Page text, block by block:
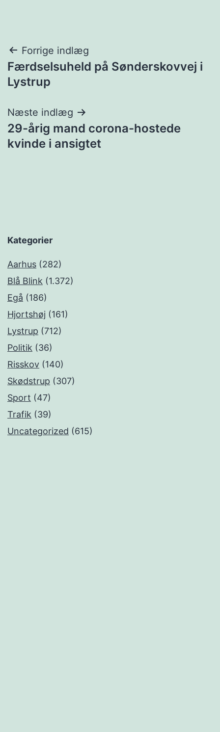
Indlægsnavigation
Forrige indlæg
Færdselsuheld på Sønderskovvej i
Lystrup
Næste indlæg
29-årig mand corona-hostede
kvinde i ansigtet
Kategorier
Aarhus (282)
Blå Blink (1.372)
Egå (186)
Hjortshøj (161)
Lystrup (712)
Politik (36)
Risskov (140)
Skødstrup (307)
Sport (47)
Trafik (39)
Uncategorized (615)